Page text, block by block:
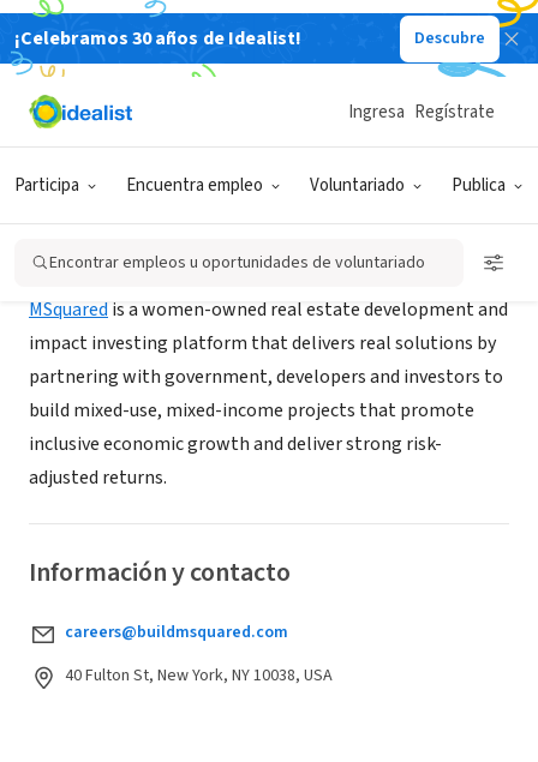
¡Celebramos 30 años de Idealist! Descubre
Participa Encuentra empleo Voluntariado Publica
Ingresa Regístrate
Encontrar empleos u oportunidades de voluntariado
EMPRESA SOCIAL / EMPRESA
MSquared
MSquaredis a women-owned real estate development and
impact investing platform that delivers real solutions by
partnering with government, developers and investors to
build mixed-use, mixed-income projects that promote
inclusive economic growth and deliver strong risk-
adjusted returns.
Información y contacto
careers@buildmsquared.com
40 Fulton St, New York, NY 10038, USA